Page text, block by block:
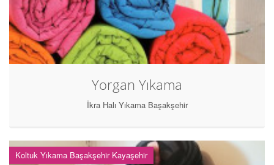
Yorgan Yıkama
İkra Halı Yıkama Başakşehir
Koltuk Yıkama Başakşehir Kayaşehir